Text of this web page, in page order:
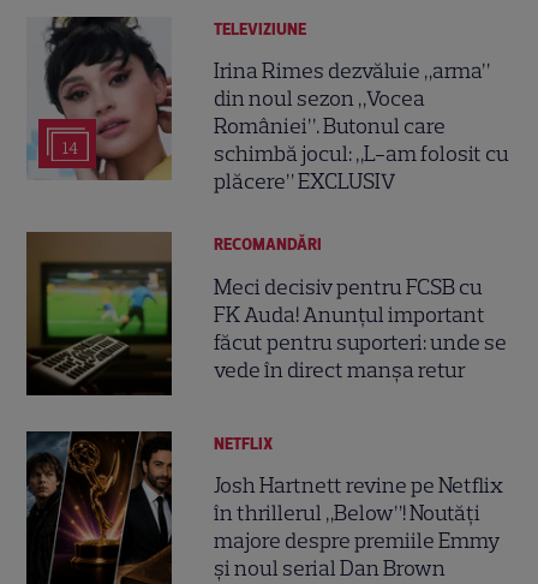
14
TELEVIZIUNE
Irina Rimes dezvăluie „arma”
din noul sezon „Vocea
României”. Butonul care
schimbă jocul: „L-am folosit cu
plăcere” EXCLUSIV
RECOMANDĂRI
Meci decisiv pentru FCSB cu
FK Auda! Anunțul important
făcut pentru suporteri: unde se
vede în direct manșa retur
NETFLIX
Josh Hartnett revine pe Netflix
în thrillerul „Below”! Noutăți
majore despre premiile Emmy
și noul serial Dan Brown